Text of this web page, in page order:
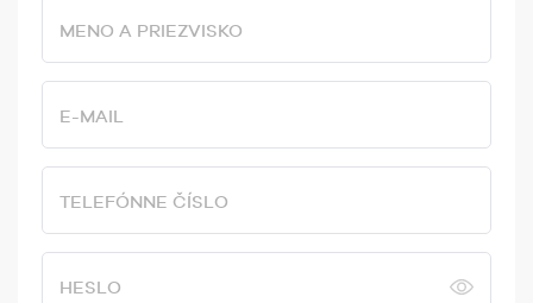
MENO A PRIEZVISKO
E-MAIL
TELEFÓNNE ČÍSLO
HESLO